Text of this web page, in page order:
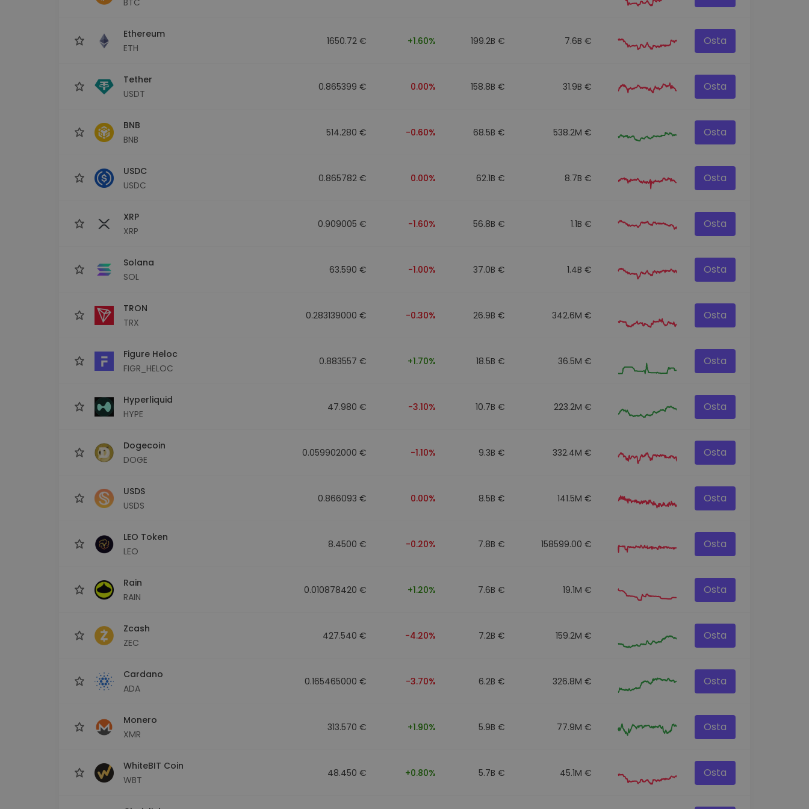
Ethereum
ETH
1650.72 € +1.60% 199.2B € 7.6B € Osta
Tether
USDT
0.865399 € 0.00% 158.8B € 31.9B € Osta
BNB
BNB
514.280 € -0.60% 68.5B € 538.2M € Osta
USDC
USDC
0.865782 € 0.00% 62.1B € 8.7B € Osta
XRP
XRP
0.909005 € -1.60% 56.8B € 1.1B € Osta
Solana
SOL
63.590 € -1.00% 37.0B € 1.4B € Osta
TRON
TRX
0.283139000 € -0.30% 26.9B € 342.6M € Osta
Figure Heloc
FIGR_HELOC
0.883557 € +1.70% 18.5B € 36.5M € Osta
Hyperliquid
HYPE
47.980 € -3.10% 10.7B € 223.2M € Osta
Dogecoin
DOGE
0.059902000 € -1.10% 9.3B € 332.4M € Osta
USDS
USDS
0.866093 € 0.00% 8.5B € 141.5M € Osta
LEO Token
LEO
8.4500 € -0.20% 7.8B € 158599.00 € Osta
Rain
RAIN
0.010878420 € +1.20% 7.6B € 19.1M € Osta
Zcash
ZEC
427.540 € -4.20% 7.2B € 159.2M € Osta
Cardano
ADA
0.165465000 € -3.70% 6.2B € 326.8M € Osta
Monero
XMR
313.570 € +1.90% 5.9B € 77.9M € Osta
WhiteBIT Coin
WBT
48.450 € +0.80% 5.7B € 45.1M € Osta